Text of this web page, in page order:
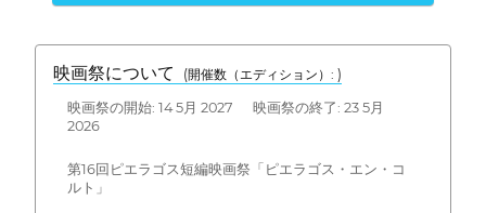
映画祭について (開催数（エディション）: )
映画祭の開始: 14 5月 2027 映画祭の終了: 23 5月
2026
第16回ピエラゴス短編映画祭「ピエラゴス・エン・コ
ルト」